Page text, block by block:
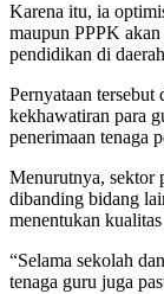
Karena itu, ia
maupun PPPK
pendidikan di
Pernyataan
kekhawatiran para
penerimaan tenaga
Menurutnya, sektor
dibanding bidang
menentukan
“Selama sekolah
tenaga guru juga